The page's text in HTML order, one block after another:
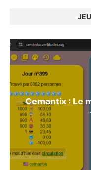
Cemantix : Le